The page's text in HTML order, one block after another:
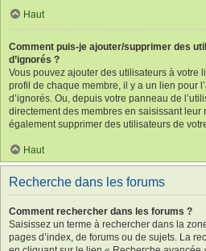
Haut
Comment puis-je ajouter/supprimer des
d’ignorés ?
Vous pouvez ajouter des utilisateurs à votre
profil de chaque membre, il y a un lien pour
d’ignorés. Ou, depuis votre panneau de
directement des membres en saisissant leur
également supprimer des utilisateurs de
Haut
Recherche dans les forums
Comment rechercher dans les forums ?
Saisissez un terme à rechercher dans la
pages d’index, de forums ou de sujets. La